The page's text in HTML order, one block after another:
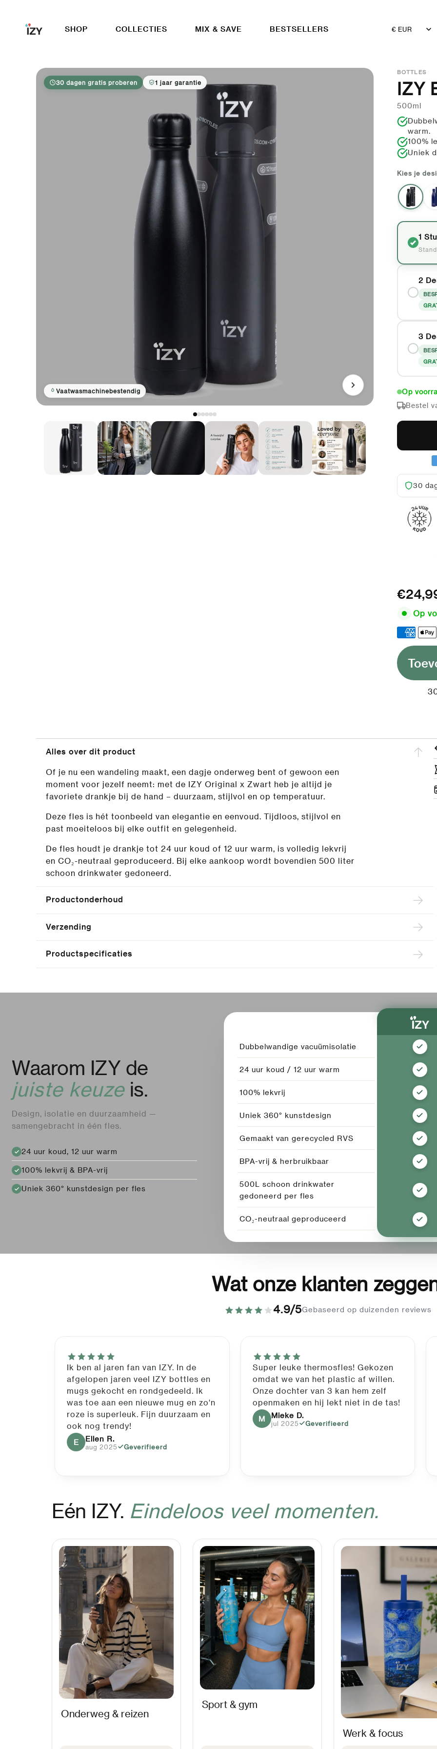
SHOP COLLECTIES MIX & SAVE BESTSELLERS Land/Regio
30 dagen gratis proberen 1 jaar garantie
Vaatwasmachinebestendig
BOTTLES
IZY
500ml
warm.
100%
Uniek
Kies je
1
2
3
Op
Bestel
30
Op
Alles over dit product
Of je nu een wandeling maakt, een dagje onderweg bent of gewoon een
moment voor jezelf neemt: met de IZY Original x Zwart heb je altijd je
favoriete drankje bij de hand – duurzaam, stijlvol en op temperatuur.
Deze fles is hét toonbeeld van elegantie en eenvoud. Tijdloos, stijlvol en
past moeiteloos bij elke outfit en gelegenheid.
De fles houdt je drankje tot 24 uur koud of 12 uur warm, is volledig lekvrij
en CO₂-neutraal geproduceerd. Bij elke aankoop wordt bovendien 500 liter
schoon drinkwater gedoneerd.
Productonderhoud
Verzending
Productspecificaties
Waarom IZY de
juiste keuzeis.
Design, isolatie en duurzaamheid —
samengebracht in één fles.
24 uur koud, 12 uur warm
100% lekvrij & BPA-vrij
Uniek 360° kunstdesign per fles
Dubbelwandige vacuümisolatie
24 uur koud / 12 uur warm
100% lekvrij
Uniek 360° kunstdesign
Gemaakt van gerecycled RVS
BPA-vrij & herbruikbaar
500L schoon drinkwater
gedoneerd per fles
CO₂-neutraal geproduceerd
Wat onze klanten
4.9/5Gebaseerd op duizenden reviews
Ik ben al jaren fan van IZY. In de
afgelopen jaren veel IZY bottles en
mugs gekocht en rondgedeeld. Ik
was toe aan een nieuwe mug en zo'n
roze is superleuk. Fijn duurzaam en
ook nog trendy!
E Ellen R.
aug 2025 Geverifieerd
Super leuke thermosfles! Gekozen
omdat we van het plastic af willen.
Onze dochter van 3 kan hem zelf
openmaken en hij lekt niet in de tas!
M Mieke D.
jul 2025 Geverifieerd
Eén IZY. Eindeloos veel momenten.
Onderweg & reizen
Sport & gym
Werk & focus